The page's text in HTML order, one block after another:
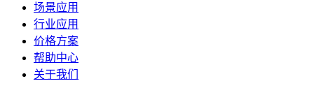
场景应用
行业应用
价格方案
帮助中心
关于我们